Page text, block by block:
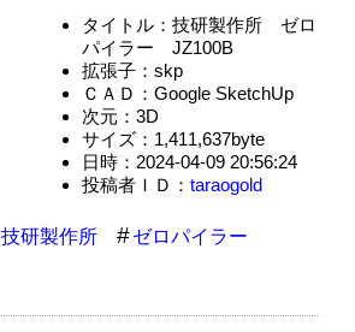
タイトル：技研製作所 ゼロ
パイラー JZ100B
拡張子：skp
ＣＡＤ：Google SketchUp
次元：3D
サイズ：1,411,637byte
日時：2024-04-09 20:56:24
投稿者ＩＤ： taraogold
技研製作所
ゼロパイラー